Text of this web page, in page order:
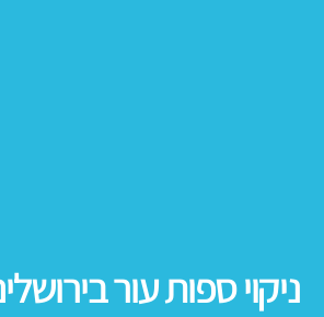
ניקוי ספות עור